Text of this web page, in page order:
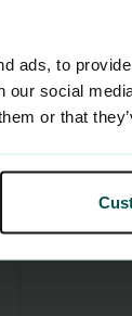
ads, to
our social
or that
26-50
Pris per
For